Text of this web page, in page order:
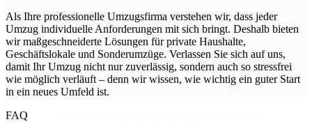
Als Ihre professionelle Umzugsfirma verstehen wir, dass jeder
Umzug individuelle Anforderungen mit sich bringt. Deshalb bieten
wir maßgeschneiderte Lösungen für private Haushalte,
Geschäftslokale und Sonderumzüge. Verlassen Sie sich auf uns,
damit Ihr Umzug nicht nur zuverlässig, sondern auch so stressfrei
wie möglich verläuft – denn wir wissen, wie wichtig ein guter Start
in ein neues Umfeld ist.
FAQ